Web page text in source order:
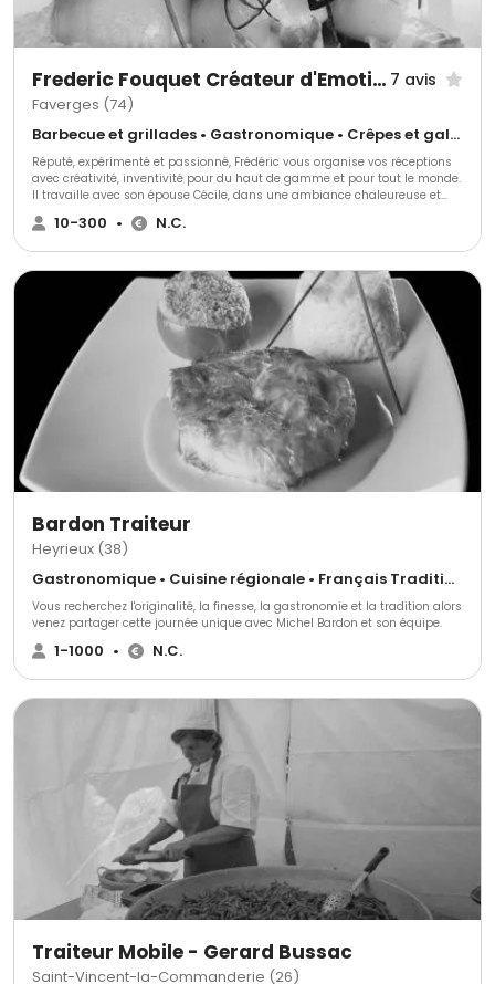
Frederic Fouquet Créateur d'Emotions Culinaires 7 avis
Faverges (74)
Barbecue et grillades • Gastronomique • Crêpes et galettes
Réputé, expérimenté et passionné, Frédéric vous organise vos réceptions
avec créativité, inventivité pour du haut de gamme et pour tout le monde.
Il travaille avec son épouse Cécile, dans une ambiance chaleureuse et
conviviale.
10-300 • N.C.
Bardon Traiteur
Heyrieux (38)
Gastronomique • Cuisine régionale • Français Traditionnel
Vous recherchez l'originalité, la finesse, la gastronomie et la tradition alors
venez partager cette journée unique avec Michel Bardon et son équipe.
1-1000 • N.C.
Traiteur Mobile - Gerard Bussac
Saint-Vincent-la-Commanderie (26)